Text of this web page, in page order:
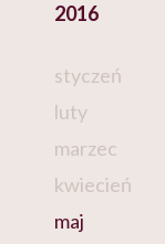
2016
styczeń
luty
marzec
kwiecień
maj